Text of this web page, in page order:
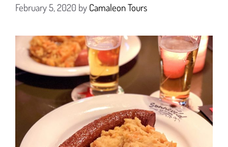
February 5, 2020 by Camaleon Tours